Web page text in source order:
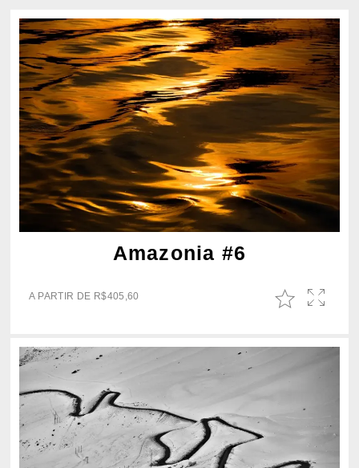
Amazonia #6
A PARTIR DE R$405,60